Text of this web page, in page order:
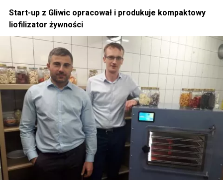
Start-up z Gliwic opracował i produkuje kompaktowy
liofilizator żywności